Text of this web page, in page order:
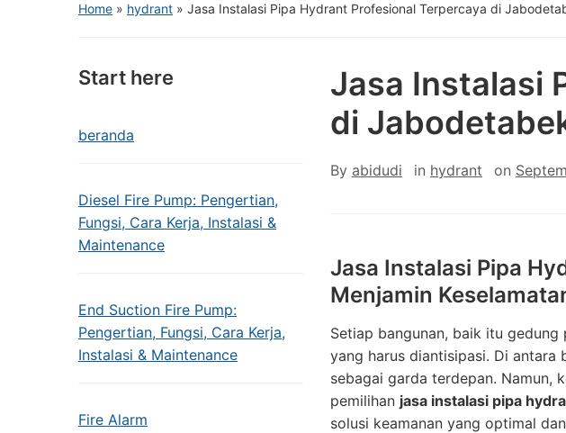
Home » hydrant » Jasa Instalasi Pipa Hydrant Profesional Terpercaya di
Start here
beranda
Diesel Fire Pump: Pengertian,
Fungsi, Cara Kerja, Instalasi &
Maintenance
End Suction Fire Pump:
Pengertian, Fungsi, Cara Kerja,
Instalasi & Maintenance
Fire Alarm
Jasa Instalasi
di
By abidudi in hydrant on
Jasa Instalasi Pipa
Menjamin
Setiap bangunan, baik itu
yang harus diantisipasi. Di antara
sebagai garda terdepan. Namun,
pemilihan jasa instalasi pipa
solusi keamanan yang optimal